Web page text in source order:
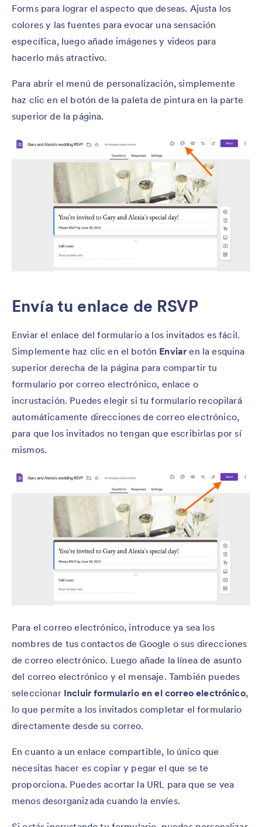
Forms para lograr el aspecto que deseas. Ajusta los
colores y las fuentes para evocar una sensación
específica, luego añade imágenes y videos para
hacerlo más atractivo.
Para abrir el menú de personalización, simplemente
haz clic en el botón de la paleta de pintura en la parte
superior de la página.
Envía tu enlace de RSVP
Enviar el enlace del formulario a los invitados es fácil.
Simplemente haz clic en el botón Enviar en la esquina
superior derecha de la página para compartir tu
formulario por correo electrónico, enlace o
incrustación. Puedes elegir si tu formulario recopilará
automáticamente direcciones de correo electrónico,
para que los invitados no tengan que escribirlas por sí
mismos.
Para el correo electrónico, introduce ya sea los
nombres de tus contactos de Google o sus direcciones
de correo electrónico. Luego añade la línea de asunto
del correo electrónico y el mensaje. También puedes
seleccionar Incluir formulario en el correo electrónico,
lo que permite a los invitados completar el formulario
directamente desde su correo.
En cuanto a un enlace compartible, lo único que
necesitas hacer es copiar y pegar el que se te
proporciona. Puedes acortar la URL para que se vea
menos desorganizada cuando la envíes.